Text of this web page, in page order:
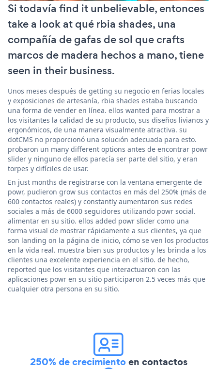
Si todavía find it unbelievable, entonces
take a look at qué rbia shades, una
compañía de gafas de sol que crafts
marcos de madera hechos a mano, tiene
seen in their business.
Unos meses después de getting su negocio en ferias locales
y exposiciones de artesanía, rbia shades estaba buscando
una forma de vender en línea. ellos wanted para mostrar a
los visitantes la calidad de su producto, sus diseños livianos y
ergonómicos, de una manera visualmente atractiva. su
dotCMS no proporcionó una solución adecuada para esto.
probaron un many different options antes de encontrar powr
slider y ninguno de ellos parecía ser parte del sitio, y eran
torpes y difíciles de usar.
En just months de registrarse con la ventana emergente de
powr, pudieron grow sus contactos en más del 250% (más de
600 contactos reales) y constantly aumentaron sus redes
sociales a más de 6000 seguidores utilizando powr social.
alimentar en su sitio. ellos added powr slider como una
forma visual de mostrar rápidamente a sus clientes, ya que
son landing on la página de inicio, cómo se ven los productos
en la vida real. muestra bien sus productos y les brinda a los
clientes una excelente experiencia en el sitio. de hecho,
reported que los visitantes que interactuaron con las
aplicaciones powr en su sitio participaron 2.5 veces más que
cualquier otra persona en su sitio.
250% de crecimientoen contactos